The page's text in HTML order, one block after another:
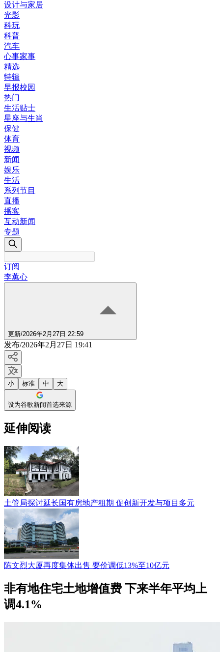
设计与家居
光影
科玩
科普
汽车
心事家事
精选
特辑
早报校园
热门
生活贴士
星座与生肖
保健
体育
视频
新闻
娱乐
生活
系列节目
直播
播客
互动新闻
专题
订阅
李蕙心
更新/2026年2月27日 22:59
发布/2026年2月27日 19:41
小 标准 中 大
设为谷歌新闻首选来源
延伸阅读
土管局探讨延长国有房地产租期 促创新开发与项目多元
陈文烈大厦再度集体出售 要价调低13%至10亿元
非有地住宅土地增值费 下来半年平均上
调4.1%